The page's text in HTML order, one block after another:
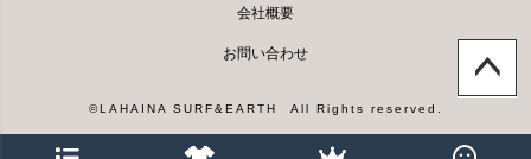
会社概要
お問い合わせ
©LAHAINA SURF&EARTH All Rights reserved.